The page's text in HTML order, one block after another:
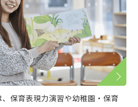
保育表現力演習や幼稚園・保育